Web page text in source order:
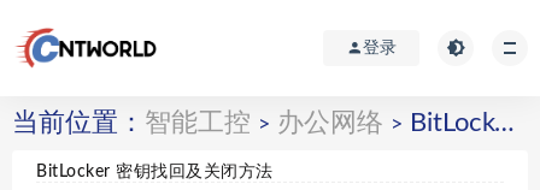
登录
当前位置： 智能工控 > 办公网络 > BitLocker 密钥找回及关闭方法
BitLocker 密钥找回及关闭方法